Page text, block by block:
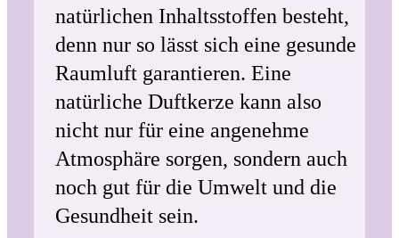
natürlichen Inhaltsstoffen besteht,
denn nur so lässt sich eine gesunde
Raumluft garantieren. Eine
natürliche Duftkerze kann also
nicht nur für eine angenehme
Atmosphäre sorgen, sondern auch
noch gut für die Umwelt und die
Gesundheit sein.